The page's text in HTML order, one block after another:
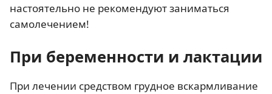
настоятельно не рекомендуют заниматься
самолечением!
При беременности и лактации
При лечении средством грудное вскармливание